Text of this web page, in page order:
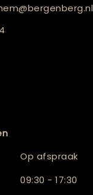
Op afspraak
09:30 - 17:30